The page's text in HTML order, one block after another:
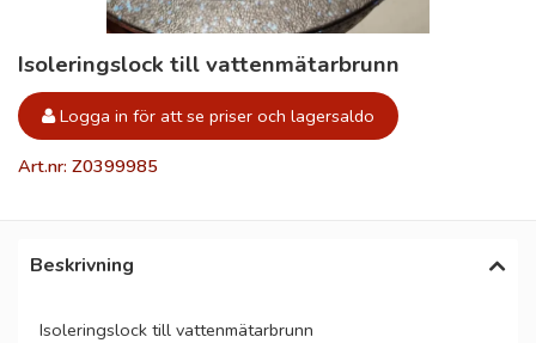
Isoleringslock till vattenmätarbrunn
Logga in för att se priser och lagersaldo
Art.nr: Z0399985
Beskrivning
Isoleringslock till vattenmätarbrunn